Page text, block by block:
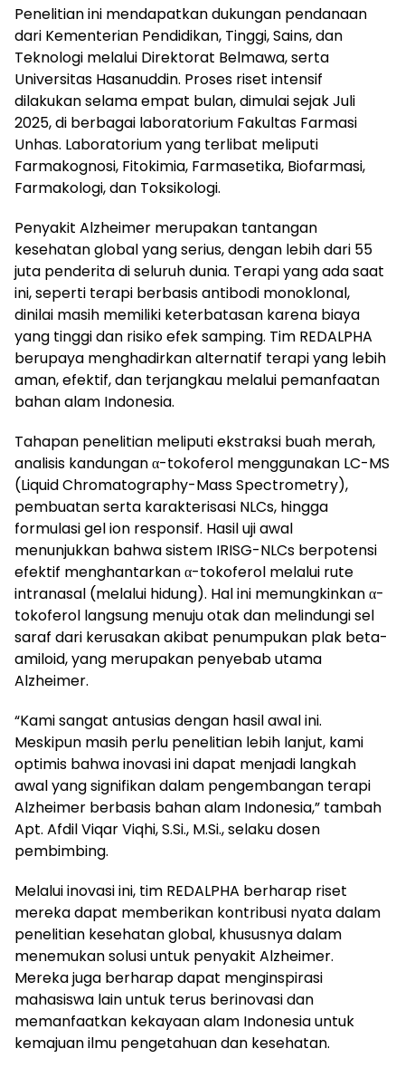
Penelitian ini mendapatkan dukungan pendanaan
dari Kementerian Pendidikan, Tinggi, Sains, dan
Teknologi melalui Direktorat Belmawa, serta
Universitas Hasanuddin. Proses riset intensif
dilakukan selama empat bulan, dimulai sejak Juli
2025, di berbagai laboratorium Fakultas Farmasi
Unhas. Laboratorium yang terlibat meliputi
Farmakognosi, Fitokimia, Farmasetika, Biofarmasi,
Farmakologi, dan Toksikologi.
Penyakit Alzheimer merupakan tantangan
kesehatan global yang serius, dengan lebih dari 55
juta penderita di seluruh dunia. Terapi yang ada saat
ini, seperti terapi berbasis antibodi monoklonal,
dinilai masih memiliki keterbatasan karena biaya
yang tinggi dan risiko efek samping. Tim REDALPHA
berupaya menghadirkan alternatif terapi yang lebih
aman, efektif, dan terjangkau melalui pemanfaatan
bahan alam Indonesia.
Tahapan penelitian meliputi ekstraksi buah merah,
analisis kandungan α-tokoferol menggunakan LC-MS
(Liquid Chromatography-Mass Spectrometry),
pembuatan serta karakterisasi NLCs, hingga
formulasi gel ion responsif. Hasil uji awal
menunjukkan bahwa sistem IRISG-NLCs berpotensi
efektif menghantarkan α-tokoferol melalui rute
intranasal (melalui hidung). Hal ini memungkinkan α-
tokoferol langsung menuju otak dan melindungi sel
saraf dari kerusakan akibat penumpukan plak beta-
amiloid, yang merupakan penyebab utama
Alzheimer.
“Kami sangat antusias dengan hasil awal ini.
Meskipun masih perlu penelitian lebih lanjut, kami
optimis bahwa inovasi ini dapat menjadi langkah
awal yang signifikan dalam pengembangan terapi
Alzheimer berbasis bahan alam Indonesia,” tambah
Apt. Afdil Viqar Viqhi, S.Si., M.Si., selaku dosen
pembimbing.
Melalui inovasi ini, tim REDALPHA berharap riset
mereka dapat memberikan kontribusi nyata dalam
penelitian kesehatan global, khususnya dalam
menemukan solusi untuk penyakit Alzheimer.
Mereka juga berharap dapat menginspirasi
mahasiswa lain untuk terus berinovasi dan
memanfaatkan kekayaan alam Indonesia untuk
kemajuan ilmu pengetahuan dan kesehatan.